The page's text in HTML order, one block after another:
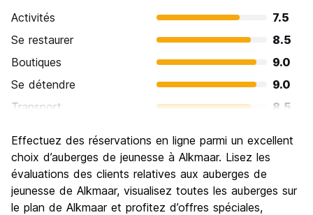
Activités
7.5
Se restaurer
8.5
Boutiques
9.0
Se détendre
9.0
Transport
8.5
Culture
Sortir le soir / faire la fête
Bonnes affaires
8.0
Effectuez des réservations en ligne parmi un excellent
choix d’auberges de jeunesse à Alkmaar. Lisez les
évaluations des clients relatives aux auberges de
jeunesse de Alkmaar, visualisez toutes les auberges sur
le plan de Alkmaar et profitez d’offres spéciales,